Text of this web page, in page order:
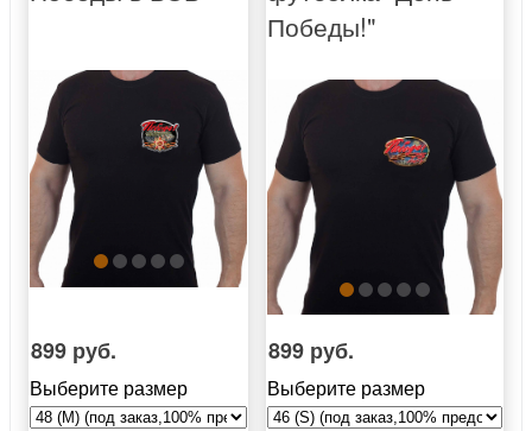
899 руб.
Выберите размер
Победы!"
899 руб.
Выберите размер